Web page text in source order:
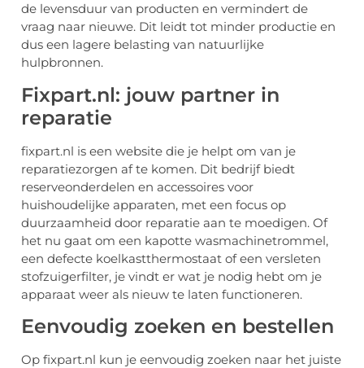
de levensduur van producten en vermindert de
vraag naar nieuwe. Dit leidt tot minder productie en
dus een lagere belasting van natuurlijke
hulpbronnen.
Fixpart.nl: jouw partner in
reparatie
fixpart.nl is een website die je helpt om van je
reparatiezorgen af te komen. Dit bedrijf biedt
reserveonderdelen en accessoires voor
huishoudelijke apparaten, met een focus op
duurzaamheid door reparatie aan te moedigen. Of
het nu gaat om een kapotte wasmachinetrommel,
een defecte koelkastthermostaat of een versleten
stofzuigerfilter, je vindt er wat je nodig hebt om je
apparaat weer als nieuw te laten functioneren.
Eenvoudig zoeken en bestellen
Op fixpart.nl kun je eenvoudig zoeken naar het juiste